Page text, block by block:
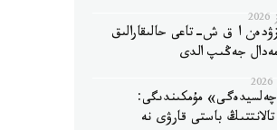
ا ق ش-تاعى حالىقارالىق
مۇمكىندىگى:
باستى قارۋى نە